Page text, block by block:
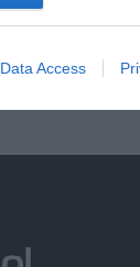
Data Access